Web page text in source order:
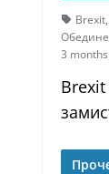
Brexit,
3 months
Brexit